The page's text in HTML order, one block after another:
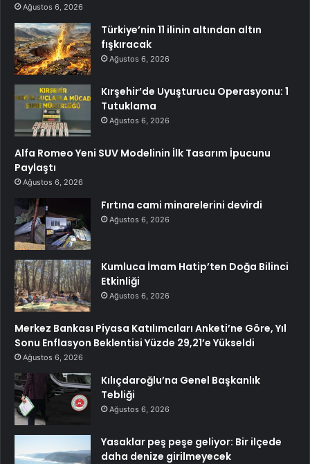
Ağustos 6, 2026
Türkiye’nin 11 ilinin altından altın
fışkıracak
Ağustos 6, 2026
Kırşehir’de Uyuşturucu Operasyonu: 1
Tutuklama
Ağustos 6, 2026
Alfa Romeo Yeni SUV Modelinin İlk Tasarım İpucunu
Paylaştı
Ağustos 6, 2026
Fırtına cami minarelerini devirdi
Ağustos 6, 2026
Kumluca İmam Hatip’ten Doğa Bilinci
Etkinliği
Ağustos 6, 2026
Merkez Bankası Piyasa Katılımcıları Anketi’ne Göre, Yıl
Sonu Enflasyon Beklentisi Yüzde 29,21’e Yükseldi
Ağustos 6, 2026
Kılıçdaroğlu’na Genel Başkanlık
Tebliği
Ağustos 6, 2026
Yasaklar peş peşe geliyor: Bir ilçede
daha denize girilmeyecek